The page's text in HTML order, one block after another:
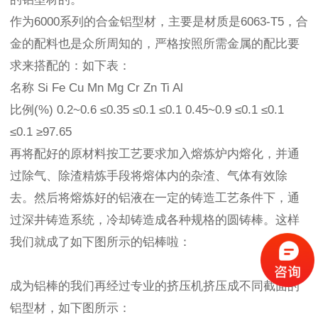
作为6000系列的合金铝型材，主要是材质是6063-T5，合
金的配料也是众所周知的，严格按照所需金属的配比要
求来搭配的：如下表：
名称 Si Fe Cu Mn Mg Cr Zn Ti Al
比例(%) 0.2~0.6 ≤0.35 ≤0.1 ≤0.1 0.45~0.9 ≤0.1 ≤0.1
≤0.1 ≥97.65
再将配好的原材料按工艺要求加入熔炼炉内熔化，并通
过除气、除渣精炼手段将熔体内的杂渣、气体有效除
去。然后将熔炼好的铝液在一定的铸造工艺条件下，通
过深井铸造系统，冷却铸造成各种规格的圆铸棒。这样
我们就成了如下图所示的铝棒啦：
成为铝棒的我们再经过专业的挤压机挤压成不同截面的
铝型材，如下图所示：